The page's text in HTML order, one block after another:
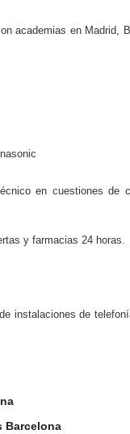
academias en Madrid,
en cuestiones de
y farmacias 24 horas.
instalaciones de
Barcelona